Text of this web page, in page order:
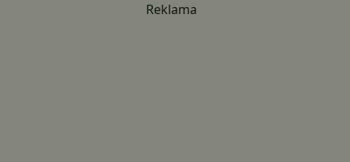
Reklama